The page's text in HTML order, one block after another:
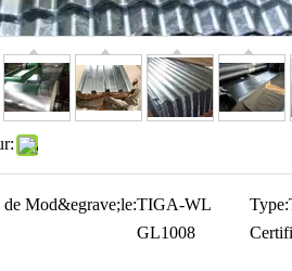
Mod&egrave;le:TIGA-WL
GL1008
Type: